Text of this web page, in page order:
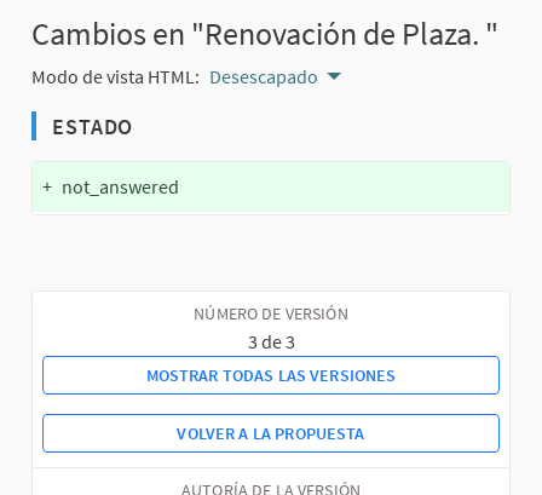
Cambios en "Renovación de Plaza. "
Modo de vista HTML: Desescapado
ESTADO
+ not_answered
NÚMERO DE VERSIÓN
3 de 3
MOSTRAR TODAS LAS VERSIONES
VOLVER A LA PROPUESTA
AUTORÍA DE LA VERSIÓN